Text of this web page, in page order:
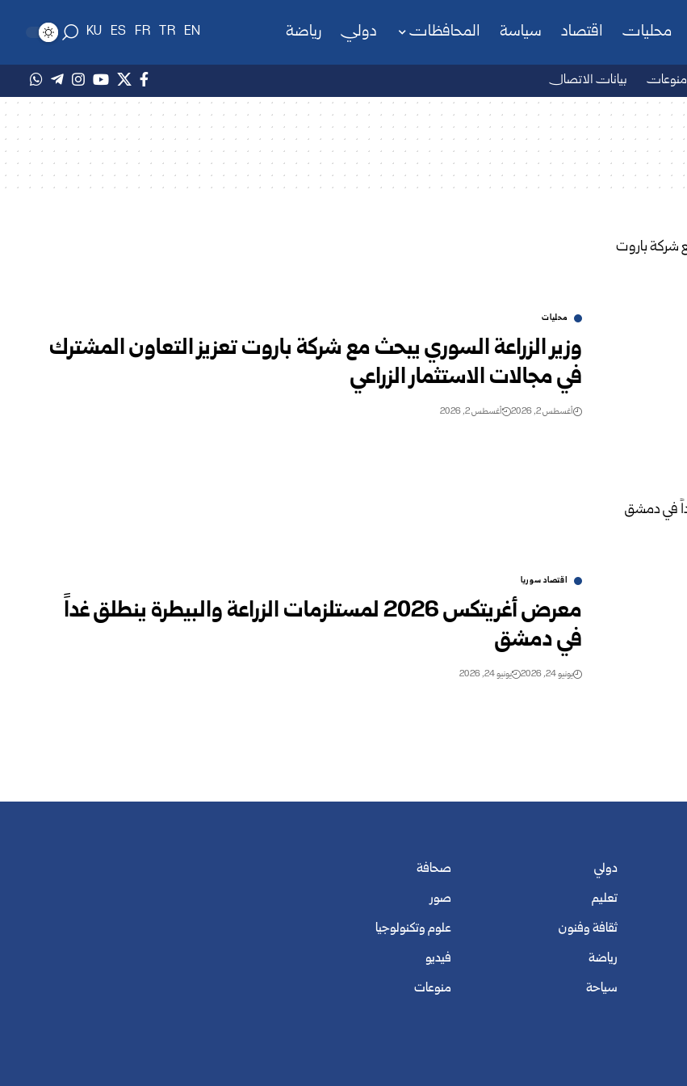
محليات اقتصاد سياسة المحافظات دولي رياضة EN
TR
FR
ES
KU
منوعات بيانات الاتصال
محليات
في مجالات الاستثمار الزراعي ‎
أغسطس 2, 2026 أغسطس 2, 2026
اقتصاد سوريا
معرض أغريتكس 2026 لمستلزمات الزراعة والبيطرة ينطلق ‏غداً
في دمشق‎ ‎
يونيو 24, 2026 يونيو 24, 2026
دولي
تعليم
ثقافة وفنون
رياضة
سياحة
صحافة
صور
علوم وتكنولوجيا
فيديو
منوعات